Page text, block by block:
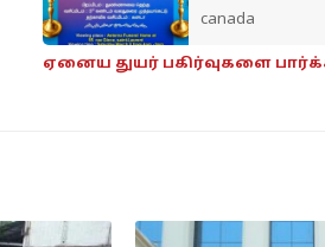
canada
ஏனைய துயர் பகிர்வுகளை